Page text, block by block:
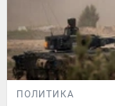
ПОЛИТИКА